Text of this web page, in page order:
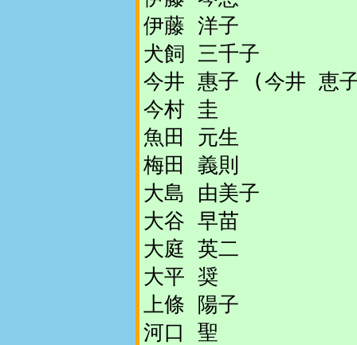
伊藤 洋子
犬飼 三千子
今井 惠子 (今井 恵
今村 圭
魚田 元生
梅田 義則
大島 由美子
大谷 早苗
大庭 英二
大平 奨
上條 陽子
河口 聖